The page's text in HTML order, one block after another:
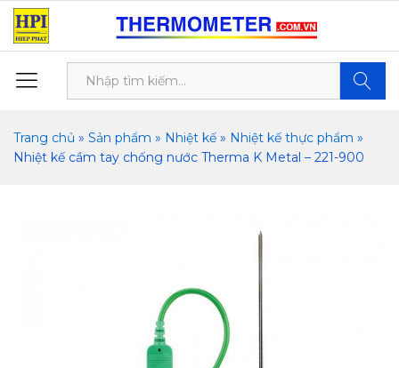
Trang chủ » Sản phẩm » Nhiệt kế » Nhiệt kế thực phẩm »
Nhiệt kế cầm tay chống nước Therma K Metal – 221-900